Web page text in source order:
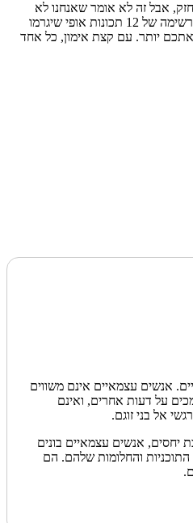
אבל זה לא אומר שאנחנו לא
יכולים לשנות אותן אם צריך. הנה רשימה של 12 תכונות אופי שיגרמו
יותר. עם קצת אימון, כל אחד
אנשים עצמאיים אינם משווים
על דעות אחרים, ואינם
אל בני זוגם.
אנשים עצמאיים בונים
והחלומות שלהם. הם